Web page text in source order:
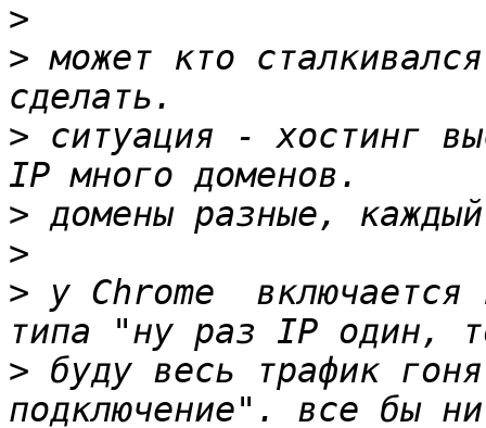
>
> может кто
> ситуация - хостинг
>
>
> у Chrome
> буду весь трафик